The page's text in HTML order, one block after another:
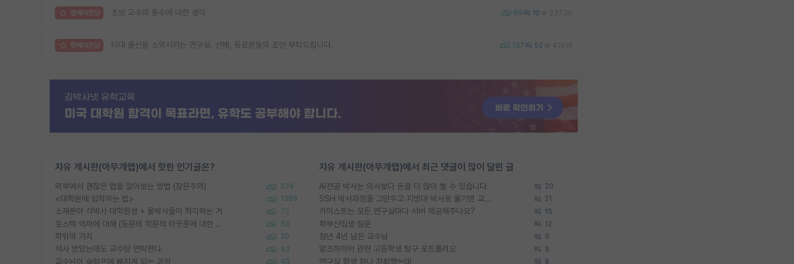
명예의전당 초보 교수의 통수에 대한 생각 69 10 23730
명예의전당 타대 출신을 소외시키는 연구실. 선배, 동료분들의 조언 부탁드립니다. 137 52 41914
자유 게시판(아무개랩)에서 핫한 인기글은?
외부에서 괜찮은 랩을 알아보는 방법 (장문주의) 274
<대학원에 입학하는 법> 1388
소재분야 석박사 대학원생 + 물박사들이 착각하는 거 72
포스텍 억까에 대해 (동문의 학문적 아웃풋에 대한 반박) 50
학위의 가치 20
석사 받았는데도 교수랑 연락한다. 43
교수님이 슬럼프에 빠지게 되는 과정 40
자유 게시판(아무개랩)에서 최근 댓글이 많이 달린 글
AI전공 박사는 의사보다 돈을 더 많이 벌 수 있습니다. 20
SSH 박사과정을 그만두고 지방대 박사로 옮기면 교수의 꿈은 끝일까요? 21
카이스트는 모든 연구실마다 서버 제공해주나요? 15
학부신입생 질문 12
정년 4년 남은 교수님 9
알츠하이머 관련 고등학생 탐구 포트폴리오 9
연구실 학생 하나 자퇴했는데 8